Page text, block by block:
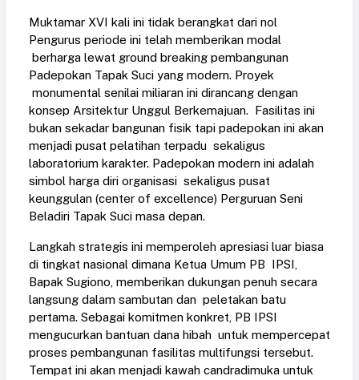
Muktamar XVI kali ini tidak berangkat dari nol
Pengurus periode ini telah memberikan modal
berharga lewat ground breaking pembangunan
Padepokan Tapak Suci yang modern. Proyek
monumental senilai miliaran ini dirancang dengan
konsep Arsitektur Unggul Berkemajuan. Fasilitas ini
bukan sekadar bangunan fisik tapi padepokan ini akan
menjadi pusat pelatihan terpadu sekaligus
laboratorium karakter. Padepokan modern ini adalah
simbol harga diri organisasi sekaligus pusat
keunggulan (center of excellence) Perguruan Seni
Beladiri Tapak Suci masa depan.
Langkah strategis ini memperoleh apresiasi luar biasa
di tingkat nasional dimana Ketua Umum PB IPSI,
Bapak Sugiono, memberikan dukungan penuh secara
langsung dalam sambutan dan peletakan batu
pertama. Sebagai komitmen konkret, PB IPSI
mengucurkan bantuan dana hibah untuk mempercepat
proses pembangunan fasilitas multifungsi tersebut.
Tempat ini akan menjadi kawah candradimuka untuk